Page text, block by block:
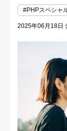
#PHPスペシャ
2025年06月18日